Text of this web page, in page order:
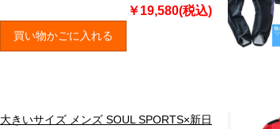
￥19,580(税込)
買い物かごに入れる
大きいサイズ メンズ SOUL SPORTS×新日